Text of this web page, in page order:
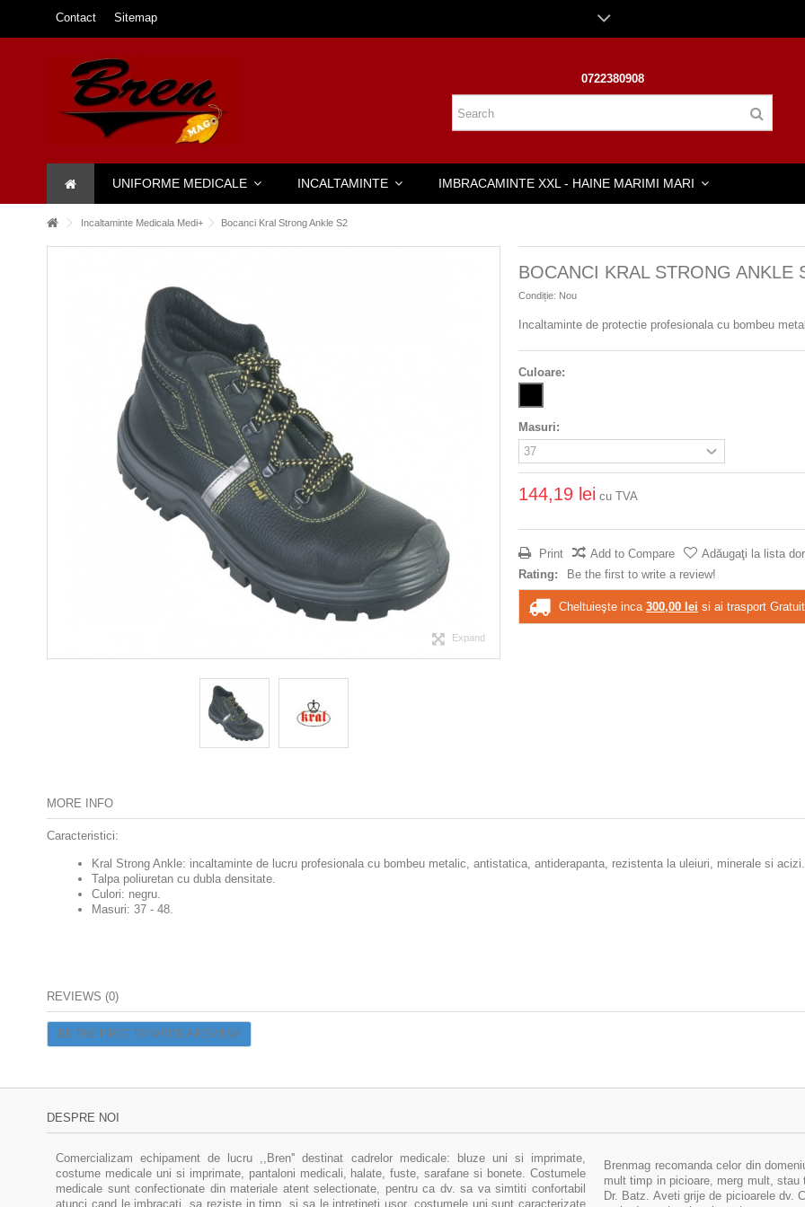
Contact Sitemap
0722380908
UNIFORME MEDICALE INCALTAMINTE IMBRACAMINTE XXL - HAINE MARIMI MARI
Incaltaminte Medicala Medi+ Bocanci Kral Strong Ankle S2
Expand
BOCANCI KRAL STRONG ANKLE
Condiție: Nou
Incaltaminte de protectie profesionala cu bombeu
Culoare:
Masuri:
144,19 lei cu TVA
Print Add to Compare
Adăugaţi la lista
Rating:
Be the first to write a review!
Cheltuieşte inca 300,00 lei si ai trasport
MORE INFO
Caracteristici:
Kral Strong Ankle: incaltaminte de lucru profesionala cu bombeu metalic, antistatica, antiderapanta, rezistenta la uleiuri, minerale si acizi.
Talpa poliuretan cu dubla densitate.
Culori: negru.
Masuri: 37 - 48.
REVIEWS (0)
BE THE FIRST TO WRITE A REVIEW!
DESPRE NOI
Comercializam echipament de lucru ,,Bren'' destinat cadrelor medicale: bluze uni si imprimate,
costume medicale uni si imprimate, pantaloni medicali, halate, fuste, sarafane si bonete. Costumele
medicale sunt confectionate din materiale atent selectionate, pentru ca dv. sa va simtiti confortabil
atunci cand le imbracati, sa reziste in timp, si sa le intretineti usor. costumele uni sunt caracterizate
Brenmag recomanda celor din
mult timp in picioare, merg mult,
Dr. Batz. Aveti grije de picioarele dv.